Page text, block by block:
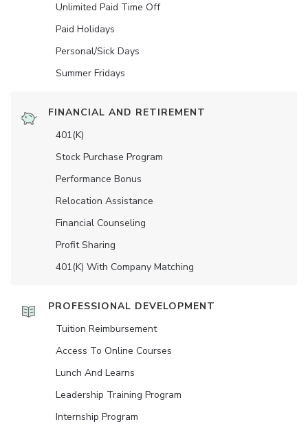
Unlimited Paid Time Off
Paid Holidays
Personal/Sick Days
Summer Fridays
FINANCIAL AND RETIREMENT
401(K)
Stock Purchase Program
Performance Bonus
Relocation Assistance
Financial Counseling
Profit Sharing
401(K) With Company Matching
PROFESSIONAL DEVELOPMENT
Tuition Reimbursement
Access To Online Courses
Lunch And Learns
Leadership Training Program
Internship Program